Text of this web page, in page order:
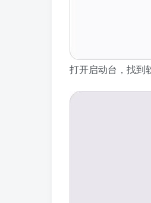
打开启动台，找到